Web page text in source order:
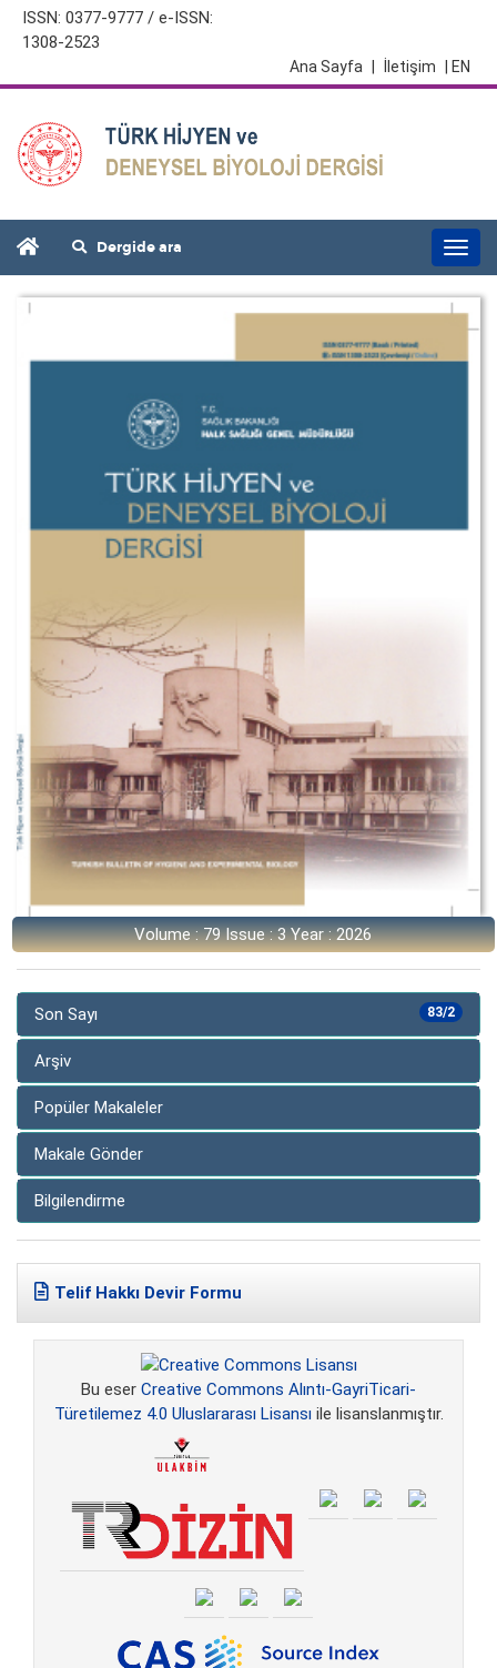
ISSN: 0377-9777 / e-ISSN:
1308-2523
| EN
İletişim
Ana Sayfa
Dergide ara
Volume : 79 Issue : 3 Year : 2026
83/2
Son Sayı
Arşiv
Popüler Makaleler
Makale Gönder
Bilgilendirme
Telif Hakkı Devir Formu
Bu eser Creative Commons Alıntı-GayriTicari-
Türetilemez 4.0 Uluslararası Lisansı ile lisanslanmıştır.